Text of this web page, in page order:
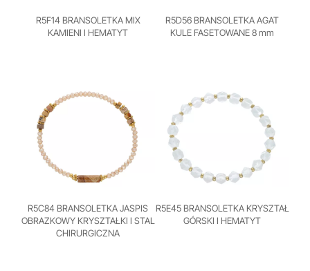
R5F14 BRANSOLETKA MIX
KAMIENI I HEMATYT
R5D56 BRANSOLETKA AGAT
KULE FASETOWANE 8 mm
R5C84 BRANSOLETKA JASPIS
OBRAZKOWY KRYSZTAŁKI I STAL
CHIRURGICZNA
R5E45 BRANSOLETKA KRYSZTAŁ
GÓRSKI I HEMATYT